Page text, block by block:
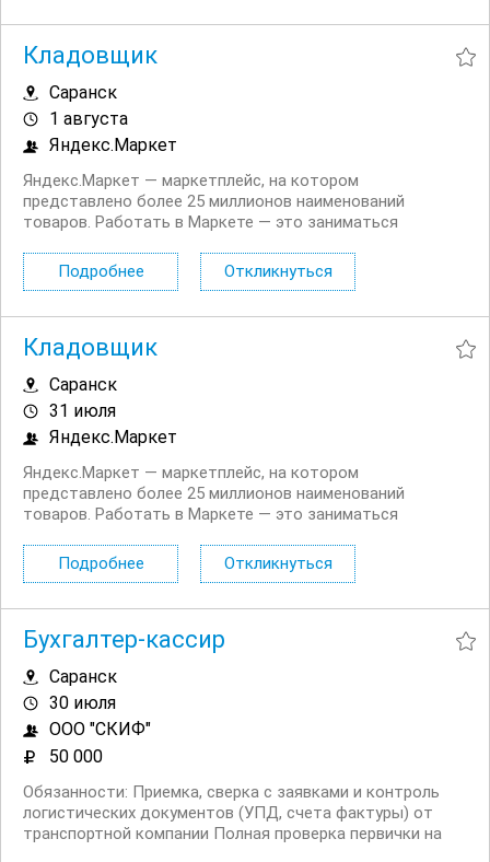
Кладовщик
Саранск
1 августа
Яндекс.Маркет
Яндекс.Маркет — маркетплейс, на котором
представлено более 25 миллионов наименований
товаров. Работать в Маркете — это заниматься
высокоскоростными людьми, быстро реагировать на
изменения и помогать друг другу. Приглашаем
Подробнее Откликнуться
Кладовщик
Саранск
31 июля
Яндекс.Маркет
Яндекс.Маркет — маркетплейс, на котором
представлено более 25 миллионов наименований
товаров. Работать в Маркете — это заниматься
высокоскоростными людьми, быстро реагировать на
изменения и помогать друг другу. Приглашаем
Подробнее Откликнуться
Бухгалтер-кассир
Саранск
30 июля
ООО "СКИФ"
50 000
Обязанности: Приемка, сверка с заявками и контроль
логистических документов (УПД, счета фактуры) от
транспортной компании Полная проверка первички на